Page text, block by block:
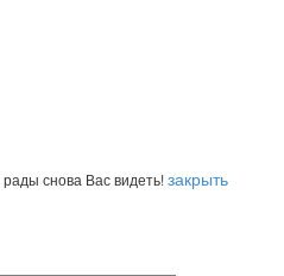
снова Вас видеть!закрыть